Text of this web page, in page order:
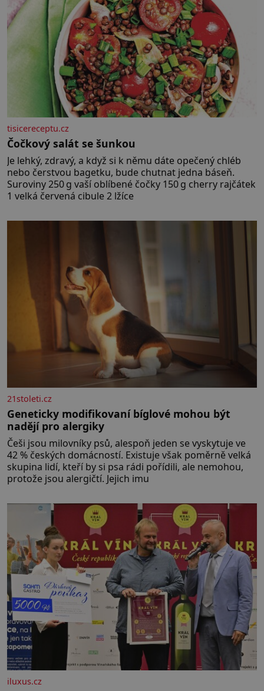
tisicereceptu.cz
Čočkový salát se šunkou
Je lehký, zdravý, a když si k němu dáte opečený chléb
nebo čerstvou bagetku, bude chutnat jedna báseň.
Suroviny 250 g vaší oblíbené čočky 150 g cherry rajčátek
1 velká červená cibule 2 lžíce
21stoleti.cz
Geneticky modifikovaní bíglové mohou být
nadějí pro alergiky
Češi jsou milovníky psů, alespoň jeden se vyskytuje ve
42 % českých domácností. Existuje však poměrně velká
skupina lidí, kteří by si psa rádi pořídili, ale nemohou,
protože jsou alergičtí. Jejich imu
iluxus.cz